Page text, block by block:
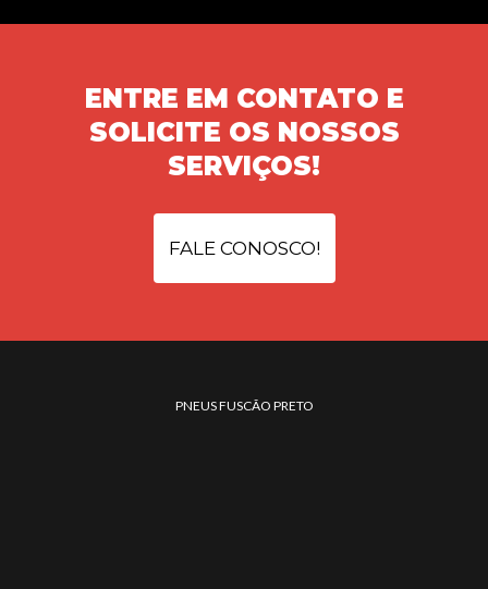
ENTRE EM CONTATO E
SOLICITE OS NOSSOS
SERVIÇOS!
FALE CONOSCO!
PNEUS FUSCÃO PRETO